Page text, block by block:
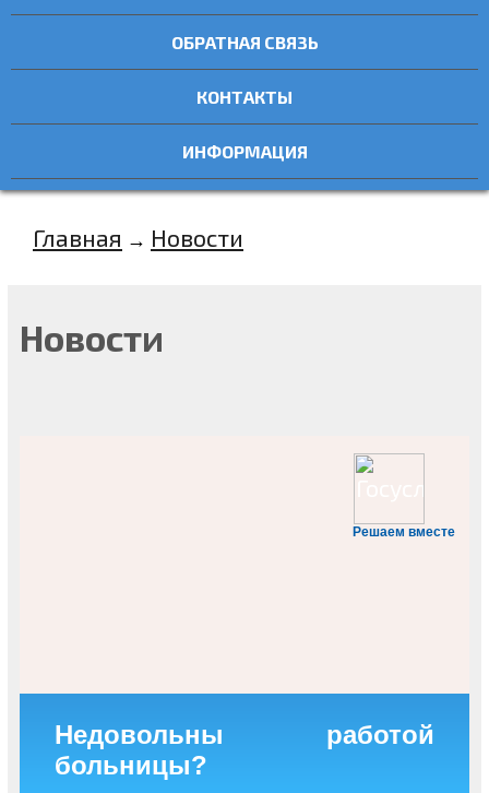
ОБРАТНАЯ СВЯЗЬ
КОНТАКТЫ
ИНФОРМАЦИЯ
Главная → Новости
Новости
Решаем вместе
Недовольны работой
больницы?